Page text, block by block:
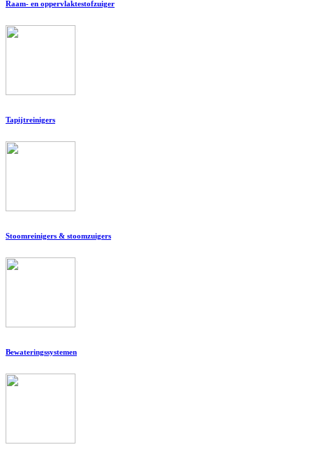
Raam- en oppervlaktestofzuiger
Tapijtreinigers
Stoomreinigers & stoomzuigers
Bewateringssystemen